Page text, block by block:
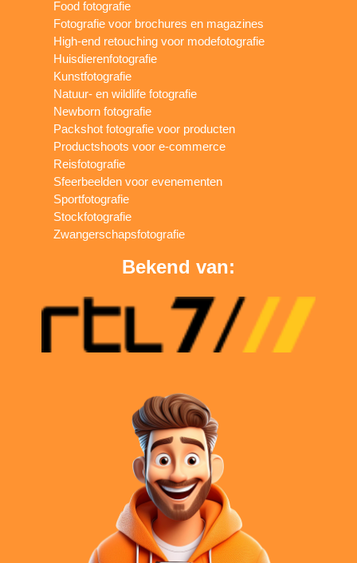
Food fotografie
Fotografie voor brochures en magazines
High-end retouching voor modefotografie
Huisdierenfotografie
Kunstfotografie
Natuur- en wildlife fotografie
Newborn fotografie
Packshot fotografie voor producten
Productshoots voor e-commerce
Reisfotografie
Sfeerbeelden voor evenementen
Sportfotografie
Stockfotografie
Zwangerschapsfotografie
Bekend van: